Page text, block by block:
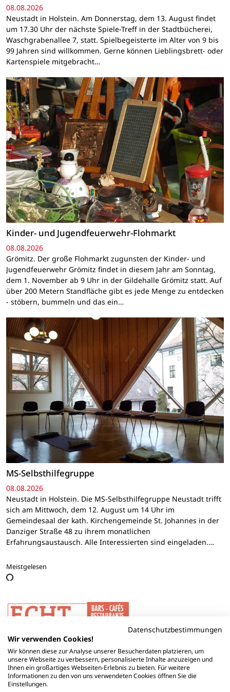
08.08.2026
Neustadt in Holstein. Am Donnerstag, dem 13. August findet
um 17.30 Uhr der nächste Spiele-Treff in der Stadtbücherei,
Waschgrabenallee 7, statt. Spielbegeisterte im Alter von 9 bis
99 Jahren sind willkommen. Gerne können Lieblingsbrett- oder
Kartenspiele mitgebracht…
Kinder- und Jugendfeuerwehr-Flohmarkt
08.08.2026
Grömitz. Der große Flohmarkt zugunsten der Kinder- und
Jugendfeuerwehr Grömitz findet in diesem Jahr am Sonntag,
dem 1. November ab 9 Uhr in der Gildehalle Grömitz statt. Auf
über 200 Metern Standfläche gibt es jede Menge zu entdecken
- stöbern, bummeln und das ein…
MS-Selbsthilfegruppe
08.08.2026
Neustadt in Holstein. Die MS-Selbsthilfegruppe Neustadt trifft
sich am Mittwoch, dem 12. August um 14 Uhr im
Gemeindesaal der kath. Kirchengemeinde St. Johannes in der
Danziger Straße 48 zu ihrem monatlichen
Erfahrungsaustausch. Alle Interessierten sind eingeladen.…
Meistgelesen
Datenschutzbestimmungen
Wir verwenden Cookies!
Wir können diese zur Analyse unserer Besucherdaten platzieren, um
unsere Webseite zu verbessern, personalisierte Inhalte anzuzeigen und
Ihnen ein großartiges Webseiten-Erlebnis zu bieten. Für weitere
Informationen zu den von uns verwendeten Cookies öffnen Sie die
Einstellungen.